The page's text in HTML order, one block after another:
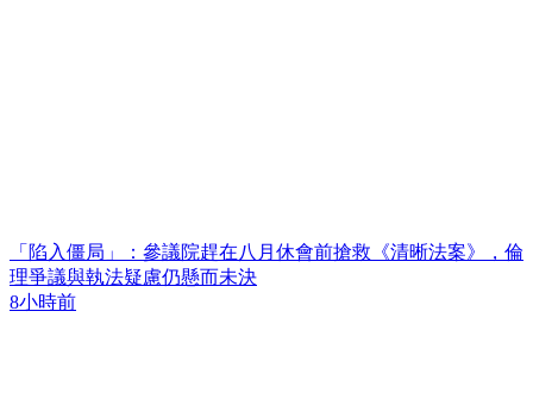
「陷入僵局」：參議院趕在八月休會前搶救《清晰法案》，倫
理爭議與執法疑慮仍懸而未決
8小時前